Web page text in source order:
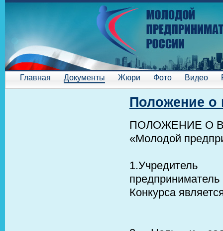
Главная Документы Жюри Фото Видео
Положение о
ПОЛОЖЕНИЕ О
«Молодой
Конкурса